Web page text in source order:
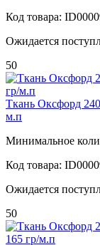
Код товара:
Ожидается
50
Ткань Оксфорд
м.п
Минимальное
Код товара:
Ожидается
50